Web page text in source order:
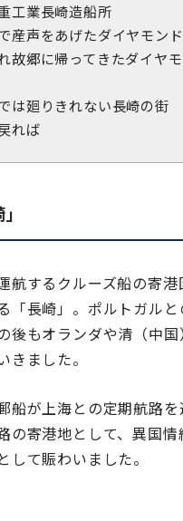
工業長崎造船所
産声をあげたダイヤモン
故郷に帰ってきたダイヤ
は廻りきれない長崎の街
れば
航するクルーズ船の寄港
「長崎」。ポルトガル
後もオランダや清（中
きました。
船が上海との定期航路を
の寄港地として、異国
して賑わいました。